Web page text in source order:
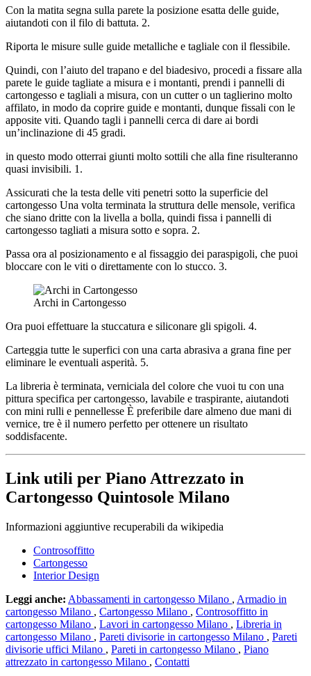
Con la matita segna sulla parete la posizione esatta delle guide,
aiutandoti con il filo di battuta. 2.
Riporta le misure sulle guide metalliche e tagliale con il flessibile.
Quindi, con l’aiuto del trapano e del biadesivo, procedi a fissare alla
parete le guide tagliate a misura e i montanti, prendi i pannelli di
cartongesso e tagliali a misura, con un cutter o un taglierino molto
affilato, in modo da coprire guide e montanti, dunque fissali con le
apposite viti. Quando tagli i pannelli cerca di dare ai bordi
un’inclinazione di 45 gradi.
in questo modo otterrai giunti molto sottili che alla fine risulteranno
quasi invisibili. 1.
Assicurati che la testa delle viti penetri sotto la superficie del
cartongesso Una volta terminata la struttura delle mensole, verifica
che siano dritte con la livella a bolla, quindi fissa i pannelli di
cartongesso tagliati a misura sotto e sopra. 2.
Passa ora al posizionamento e al fissaggio dei paraspigoli, che puoi
bloccare con le viti o direttamente con lo stucco. 3.
Archi in Cartongesso
Ora puoi effettuare la stuccatura e siliconare gli spigoli. 4.
Carteggia tutte le superfici con una carta abrasiva a grana fine per
eliminare le eventuali asperità. 5.
La libreria è terminata, verniciala del colore che vuoi tu con una
pittura specifica per cartongesso, lavabile e traspirante, aiutandoti
con mini rulli e pennellesse È preferibile dare almeno due mani di
vernice, tre è il numero perfetto per ottenere un risultato
soddisfacente.
Link utili per Piano Attrezzato in
Cartongesso Quintosole Milano
Informazioni aggiuntive recuperabili da wikipedia
Controsoffitto
Cartongesso
Interior Design
Leggi anche: Abbassamenti in cartongesso Milano , Armadio in
cartongesso Milano , Cartongesso Milano , Controsoffitto in
cartongesso Milano , Lavori in cartongesso Milano , Libreria in
cartongesso Milano , Pareti divisorie in cartongesso Milano , Pareti
divisorie uffici Milano , Pareti in cartongesso Milano , Piano
attrezzato in cartongesso Milano , Contatti